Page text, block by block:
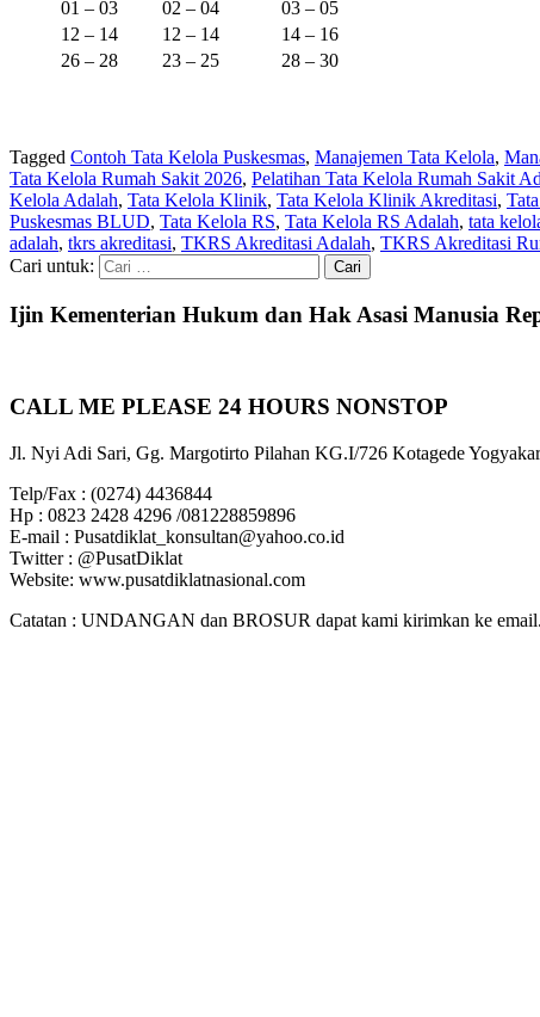
01 – 03 02 – 04
03 – 05
12 – 14
12 – 14
14 – 16
26 – 28
23 – 25 28 – 30
Tagged Contoh Tata Kelola Puskesmas, Manajemen Tata Kelola,
Tata Kelola Rumah Sakit 2026, Pelatihan Tata Kelola Rumah Sakit
Kelola Adalah, Tata Kelola Klinik, Tata Kelola Klinik Akreditasi,
Puskesmas BLUD, Tata Kelola RS, Tata Kelola RS Adalah, tata
adalah, tkrs akreditasi, TKRS Akreditasi Adalah, TKRS Akreditasi
Cari untuk:
Ijin Kementerian Hukum dan Hak Asasi Manusia
CALL ME PLEASE 24 HOURS NONSTOP
Jl. Nyi Adi Sari, Gg. Margotirto Pilahan KG.I/726 Kotagede
Telp/Fax : (0274) 4436844
Hp : 0823 2428 4296 /081228859896
E-mail : Pusatdiklat_konsultan@yahoo.co.id
Twitter : @PusatDiklat
Website: www.pusatdiklatnasional.com
Catatan : UNDANGAN dan BROSUR dapat kami kirimkan ke email.